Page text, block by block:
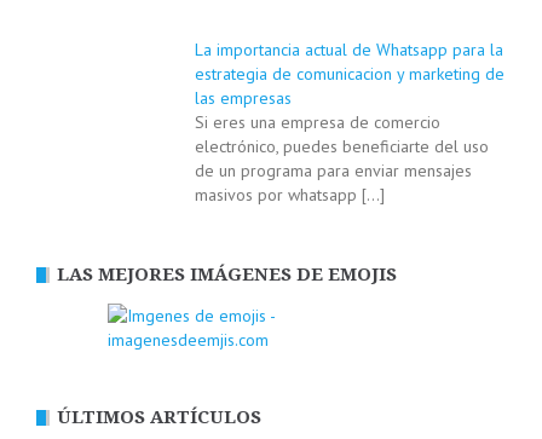
La importancia actual de Whatsapp para la
estrategia de comunicacion y marketing de
las empresas
Si eres una empresa de comercio
electrónico, puedes beneficiarte del uso
de un programa para enviar mensajes
masivos por whatsapp […]
LAS MEJORES IMÁGENES DE EMOJIS
ÚLTIMOS ARTÍCULOS